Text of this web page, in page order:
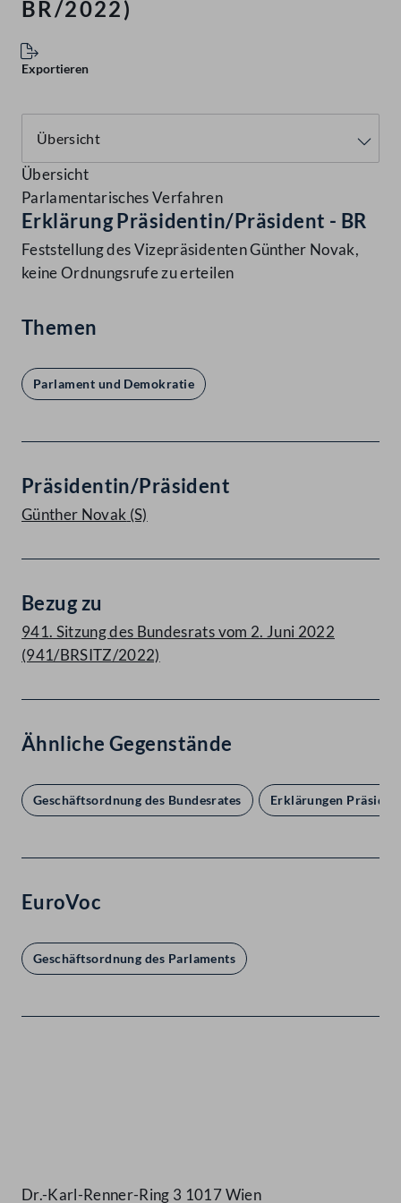
BR/2022)
Exportieren
Übersicht
Parlamentarisches Verfahren
Erklärung Präsidentin/Präsident - BR
Feststellung des Vizepräsidenten Günther Novak,
keine Ordnungsrufe zu erteilen
Themen
Parlament und Demokratie
Präsidentin/Präsident
Günther Novak (S)
Bezug zu
941. Sitzung des Bundesrats vom 2. Juni 2022
(941/BRSITZ/2022)
Ähnliche Gegenstände
Geschäftsordnung des Bundesrates Erklärungen
EuroVoc
Geschäftsordnung des Parlaments
Dr.-Karl-Renner-Ring 3 1017 Wien